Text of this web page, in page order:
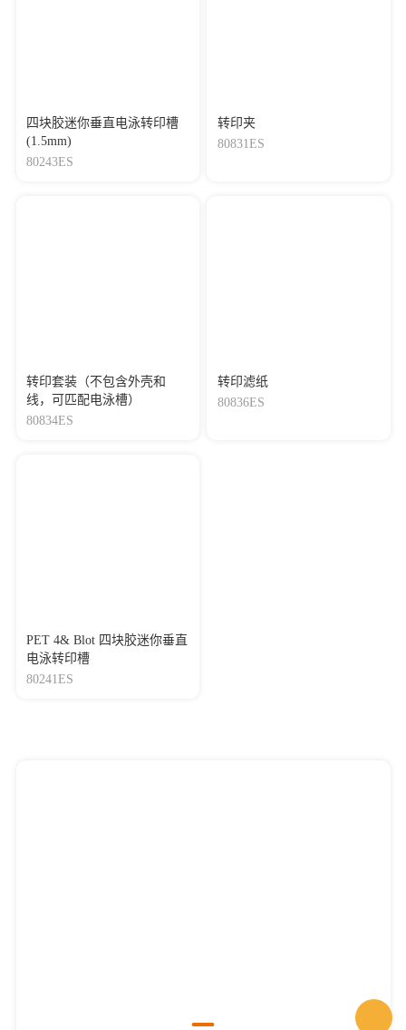
四块胶迷你垂直电泳转印槽
(1.5mm)
80243ES
转印夹
80831ES
转印套装（不包含外壳和
线，可匹配电泳槽）
80834ES
转印滤纸
80836ES
PET 4& Blot 四块胶迷你垂直
电泳转印槽
80241ES